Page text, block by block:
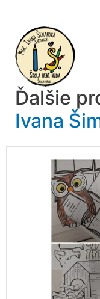
Ďalšie
Ivana